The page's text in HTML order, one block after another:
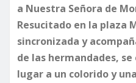
a Nuestra Señora de
Resucitado en la plaza
sincronizada y
de las hermandades,
lugar a un colorido y